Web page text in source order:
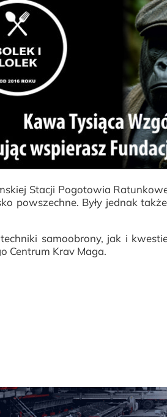
Stacji Pogotowia
powszechne. Były jednak
samoobrony, jak i
Centrum Krav Maga.